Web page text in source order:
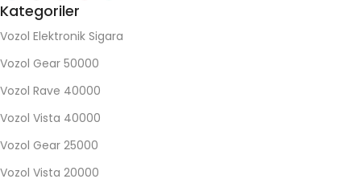
Kategoriler
Vozol Elektronik Sigara
Vozol Gear 50000
Vozol Rave 40000
Vozol Vista 40000
Vozol Gear 25000
Vozol Vista 20000